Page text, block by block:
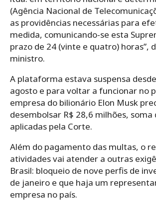
(Agência Nacional de
as providências necessárias para
medida, comunicando-se esta
prazo de 24 (vinte e quatro) horas”,
ministro.
A plataforma estava suspensa
agosto e para voltar a funcionar no
empresa do bilionário Elon Musk
desembolsar R$ 28,6 milhões, soma
aplicadas pela Corte.
Além do pagamento das multas, o
atividades vai atender a outras
Brasil: bloqueio de nove perfis de
de janeiro e que haja um
empresa no país.